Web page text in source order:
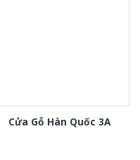
Cửa Gỗ Hàn Quốc 3A